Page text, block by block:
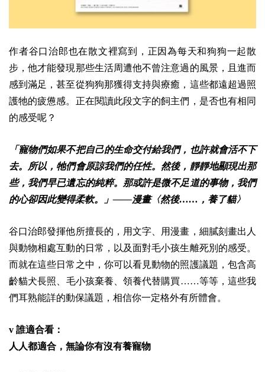
作者谷口治郎也在散文裡寫到，正因為每天和狗狗一起散
步，他才能發現那些生活周遭他不曾注意過的風景，且進而
感到滿足，甚至從狗狗那獲得支持與療癒，這些都遠超過照
護牠的疲憊感。正在閱讀此段文字的飼主們，是否也有相同
的感受呢？
「寵物們如果不把自己的生命交付給我們，也許就會活不下
去。所以，牠們會原諒我們的任性。然後，靜靜地顯現出那
些，我們早已遺忘的純粹。那或許是微不足道的事物，我們
的心卻因此變得柔軟。」——漫畫〈然後……，養了貓〉
谷口治郎發揮他所擅長的，用文字、用漫畫，細膩刻畫出人
與動物相處互動的日常，以及面對毛小孩生離死別的感受。
而就在這些日常之中，你可以看見動物的照護議題，包含高
齡貓犬長照、毛小孩棄養、領養代替購買……等等，這些我
們耳熟能詳的動保議題，相信你一定格外有所體會。
v 誰適合看：
人人都適合，無論你有沒有養寵物